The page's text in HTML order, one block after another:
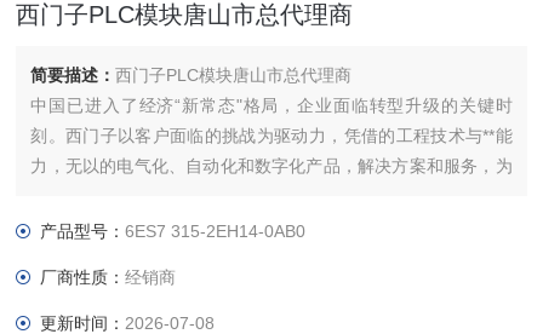
西门子PLC模块唐山市总代理商
简要描述：西门子PLC模块唐山市总代理商
中国已进入了经济“新常态"格局，企业面临转型升级的关键时
刻。西门子以客户面临的挑战为驱动力，凭借的工程技术与**能
力，无以的电气化、自动化和数字化产品，解决方案和服务，为
可持续的发展。我们将这种力量称之为“博大精深，同心致远"。
产品型号：6ES7 315-2EH14-0AB0
厂商性质：经销商
更新时间： 2026-07-08